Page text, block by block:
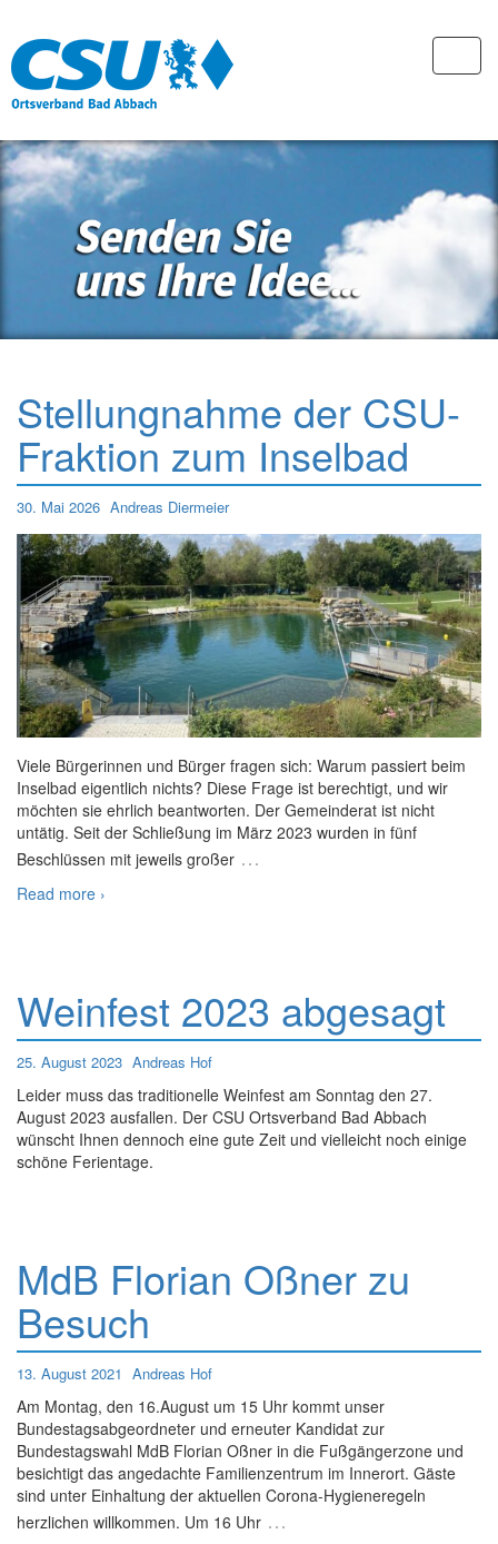
Stellungnahme der CSU-
Fraktion zum Inselbad
30. Mai 2026 Andreas Diermeier
Viele Bürgerinnen und Bürger fragen sich: Warum passiert beim
Inselbad eigentlich nichts? Diese Frage ist berechtigt, und wir
möchten sie ehrlich beantworten. Der Gemeinderat ist nicht
untätig. Seit der Schließung im März 2023 wurden in fünf
Beschlüssen mit jeweils großer …
Read more ›
Weinfest 2023 abgesagt
25. August 2023 Andreas Hof
Leider muss das traditionelle Weinfest am Sonntag den 27.
August 2023 ausfallen. Der CSU Ortsverband Bad Abbach
wünscht Ihnen dennoch eine gute Zeit und vielleicht noch einige
schöne Ferientage.
MdB Florian Oßner zu
Besuch
13. August 2021 Andreas Hof
Am Montag, den 16.August um 15 Uhr kommt unser
Bundestagsabgeordneter und erneuter Kandidat zur
Bundestagswahl MdB Florian Oßner in die Fußgängerzone und
besichtigt das angedachte Familienzentrum im Innerort. Gäste
sind unter Einhaltung der aktuellen Corona-Hygieneregeln
herzlichen willkommen. Um 16 Uhr …